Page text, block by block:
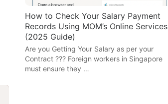
How to Check Your Salary Payment
Records Using MOM’s Online Services
(2025 Guide)
Are you Getting Your Salary as per your
Contract ??? Foreign workers in Singapore
must ensure they …